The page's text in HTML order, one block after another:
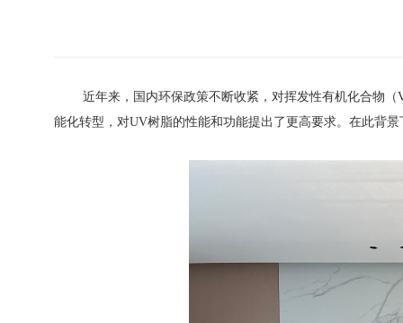
近年来，国内环保政策不断收紧，对挥发性有机化合物（
能化转型，对UV树脂的性能和功能提出了更高要求。在此背景